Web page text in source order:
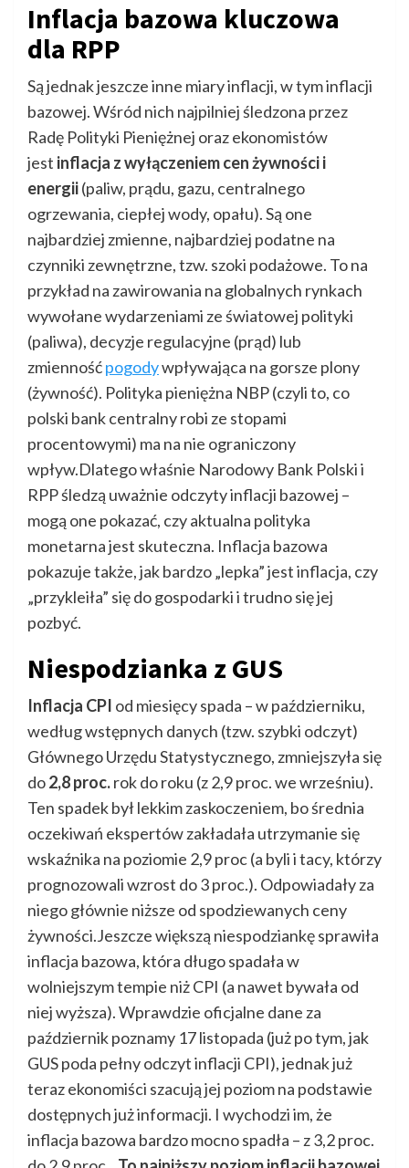
Inflacja bazowa kluczowa
dla RPP
Są jednak jeszcze inne miary inflacji, w tym inflacji
bazowej. Wśród nich najpilniej śledzona przez
Radę Polityki Pieniężnej oraz ekonomistów
jest inflacja z wyłączeniem cen żywności i
energii(paliw, prądu, gazu, centralnego
ogrzewania, ciepłej wody, opału). Są one
najbardziej zmienne, najbardziej podatne na
czynniki zewnętrzne, tzw. szoki podażowe. To na
przykład na zawirowania na globalnych rynkach
wywołane wydarzeniami ze światowej polityki
(paliwa), decyzje regulacyjne (prąd) lub
zmiennośćpogodywpływająca na gorsze plony
(żywność). Polityka pieniężna NBP (czyli to, co
polski bank centralny robi ze stopami
procentowymi) ma na nie ograniczony
wpływ.Dlatego właśnie Narodowy Bank Polski i
RPP śledzą uważnie odczyty inflacji bazowej –
mogą one pokazać, czy aktualna polityka
monetarna jest skuteczna. Inflacja bazowa
pokazuje także, jak bardzo „lepka” jest inflacja, czy
„przykleiła” się do gospodarki i trudno się jej
pozbyć.
Niespodzianka z GUS
Inflacja CPI od miesięcy spada – w październiku,
według wstępnych danych (tzw. szybki odczyt)
Głównego Urzędu Statystycznego, zmniejszyła się
do2,8 proc.rok do roku (z 2,9 proc. we wrześniu).
Ten spadek był lekkim zaskoczeniem, bo średnia
oczekiwań ekspertów zakładała utrzymanie się
wskaźnika na poziomie 2,9 proc (a byli i tacy, którzy
prognozowali wzrost do 3 proc.). Odpowiadały za
niego głównie niższe od spodziewanych ceny
żywności.Jeszcze większą niespodziankę sprawiła
inflacja bazowa, która długo spadała w
wolniejszym tempie niż CPI (a nawet bywała od
niej wyższa). Wprawdzie oficjalne dane za
październik poznamy 17 listopada (już po tym, jak
GUS poda pełny odczyt inflacji CPI), jednak już
teraz ekonomiści szacują jej poziom na podstawie
dostępnych już informacji. I wychodzi im, że
inflacja bazowa bardzo mocno spadła – z 3,2 proc.